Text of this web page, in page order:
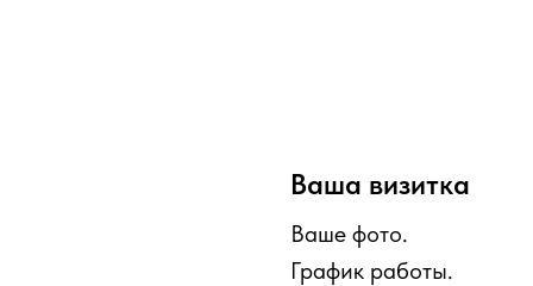
Ваше фото.
График работы.
Ваша визитка